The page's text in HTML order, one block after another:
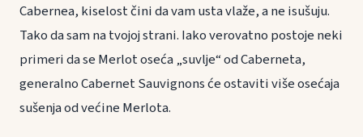
Cabernea, kiselost čini da vam usta vlaže, a ne isušuju.
Tako da sam na tvojoj strani. Iako verovatno postoje neki
primeri da se Merlot oseća „suvlje“ od Caberneta,
generalno Cabernet Sauvignons će ostaviti više osećaja
sušenja od većine Merlota.